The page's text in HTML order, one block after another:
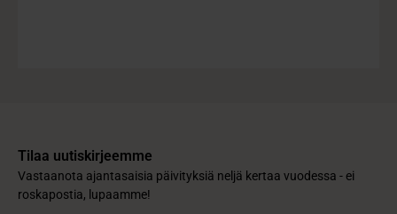
Tilaa uutiskirjeemme
Vastaanota ajantasaisia päivityksiä neljä kertaa vuodessa - ei
roskapostia, lupaamme!